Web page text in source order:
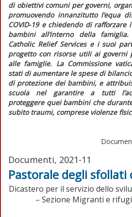
di obiettivi comuni per governi,
promuovendo innanzitutto l’equa
COVID-19 e chiedendo di
bambini all’interno della
Catholic Relief Services e i suoi
progetto con risorse utili ai governi
alle famiglie. La Commissione
stati di aumentare le spese di
di protezione dei bambini, e
scuola nel garantire a tutti
proteggere quei bambini che
subito traumi, comprese violenze
Documenti, 2021-11
Pastorale degli sfollati
Dicastero per il servizio dello
– Sezione Migranti e